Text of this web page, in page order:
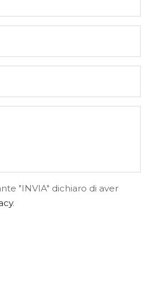
"INVIA" dichiaro di aver
.